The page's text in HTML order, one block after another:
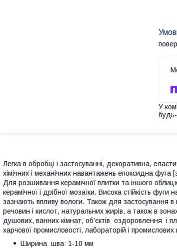
У
Легка в обробці і застосуванні, декоративна,
хімічних і механічних навантажень епоксидна
Для розшивання керамічної плитки та іншого
керамічної і дрібної мозаїки. Висока стійкість
зазнають впливу вологи. Також для застосування в
речовин і кислот, натуральних жирів, а також в
душових, ванних кімнат, об’єктів оздоровлення і
харчової промисловості, лабораторій і промислових
Ширина шва: 1-10 мм